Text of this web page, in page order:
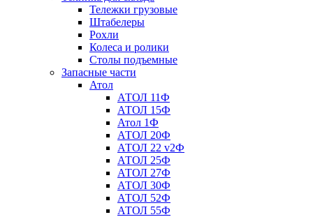
Тележки грузовые
Штабелеры
Рохли
Колеса и ролики
Столы подъемные
Запасные части
Атол
АТОЛ 11Ф
АТОЛ 15Ф
Атол 1Ф
АТОЛ 20Ф
АТОЛ 22 v2Ф
АТОЛ 25Ф
АТОЛ 27Ф
АТОЛ 30Ф
АТОЛ 52Ф
АТОЛ 55Ф